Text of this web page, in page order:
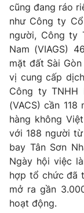
THỜI BÁO VTV
Theo dõi báo trên
Cơ quan chủ quản:
Cơ quan báo chí:
Giấy phép hoạt
cấp ngày 29/12/
Tổng Biên tập:Vũ
Phó Tổng Biên tập:
Nguyễn Trọng Ninh
Tổng đài VTV:
cũng đang ráo
như Công ty
người, Công ty
Nam (VIAGS)
mặt đất Sài
vị cung cấp
Công ty TNHH
(VACS) cần
hàng không
với 188 người
bay Tân Sơn
Ngày hội việc
hợp tổ chức đã
mở ra gần
hoạt động.